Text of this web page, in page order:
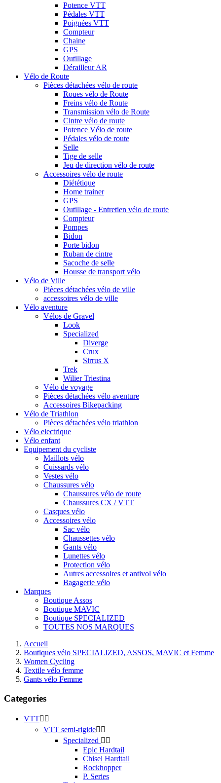
Potence VTT
Pédales VTT
Poignées VTT
Compteur
Chaine
GPS
Outillage
Dérailleur AR
Vélo de Route
Pièces détachées vélo de route
Roues vélo de Route
Freins vélo de Route
Transmission vélo de Route
Cintre vélo de route
Potence Vélo de route
Pédales vélo de route
Selle
Tige de selle
Jeu de direction vélo de route
Accessoires vélo de route
Diététique
Home trainer
GPS
Outillage - Entretien vélo de route
Compteur
Pompes
Bidon
Porte bidon
Ruban de cintre
Sacoche de selle
Housse de transport vélo
Vélo de Ville
Pièces détachées vélo de ville
accessoires vélo de ville
Vélo aventure
Vélos de Gravel
Look
Specialized
Diverge
Crux
Sirrus X
Trek
Wilier Triestina
Vélo de voyage
Pièces détachées vélo aventure
Accessoires Bikepacking
Vélo de Triathlon
Pièces détachées vélo triathlon
Vélo electrique
Vélo enfant
Equipement du cycliste
Maillots vélo
Cuissards vélo
Vestes vélo
Chaussures vélo
Chaussures vélo de route
Chaussures CX / VTT
Casques vélo
Accessoires vélo
Sac vélo
Chaussettes vélo
Gants vélo
Lunettes vélo
Protection vélo
Autres accessoires et antivol vélo
Bagagerie vélo
Marques
Boutique Assos
Boutique MAVIC
Boutique SPECIALIZED
TOUTES NOS MARQUES
Accueil
Boutiques vélo SPECIALIZED, ASSOS, MAVIC et Femme
Women Cycling
Textile vélo femme
Gants vélo Femme
Categories
VTT 
VTT semi-rigide 
Specialized  
Epic Hardtail
Chisel Hardtail
Rockhopper
P. Series